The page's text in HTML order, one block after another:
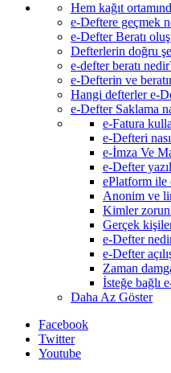
Hem kağıt
e-Deftere geçmek
e-Defter Beratı
Defterlerin doğru
e-defter beratı
e-Defterin ve
Hangi defterler e-
e-Defter Saklama
e-Fatura
e-Defteri
e-İmza Ve
e-Defter
ePlatform ile
Anonim ve
Kimler
Gerçek
e-Defter
e-Defter
Zaman
İsteğe bağlı
Daha Az Göster
Facebook
Twitter
Youtube